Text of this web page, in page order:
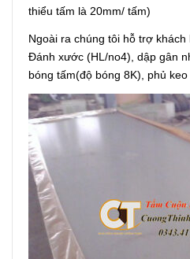
thiểu tấm là 20mm/ tấm)
Ngoài ra chúng tôi hỗ trợ
Đánh xước (HL/no4), dập gân
bóng tấm(độ bóng 8K), phủ keo